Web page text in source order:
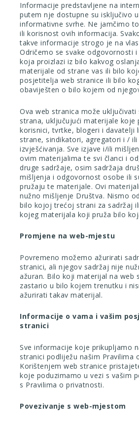
Informacije predstavljene na
putem nje dostupne su isključivo
informativne svrhe. Ne jamčimo
ili korisnost ovih informacija.
takve informacije strogo je na
Odričemo se svake odgovornosti
koja proizlazi iz bilo kakvog
materijale od strane vas ili bilo
posjetitelja web stranice ili bilo
obaviješten o bilo kojem od
Ova web stranica može uključivati
strana, uključujući materijale koje
korisnici, tvrtke, blogeri i davatelji
strane, sindikatori, agregatori i / ili
izvješćivanja. Sve izjave i/ili
ovim materijalima te svi članci i
druge sadržaje, osim sadržaja
mišljenja i odgovornost osobe ili
pružaju te materijale. Ovi
nužno mišljenje Društva. Nismo
bilo kojoj trećoj strani za sadržaj
kojeg materijala koji pruža bilo
Promjene na web-mjestu
Povremeno možemo ažurirati
stranici, ali njegov sadržaj nije
ažuran. Bilo koji materijal na web
zastario u bilo kojem trenutku i
ažurirati takav materijal.
Informacije o vama i vašim
stranici
Sve informacije koje prikupljamo
stranici podliježu našim Pravilima
Korištenjem web stranice
koje poduzimamo u vezi s vašim
s Pravilima o privatnosti.
Povezivanje s web-mjestom